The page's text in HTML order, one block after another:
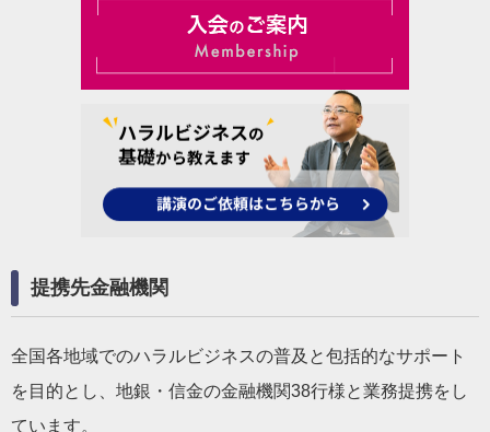
提携先金融機関
全国各地域でのハラルビジネスの普及と包括的なサポート
を目的とし、地銀・信金の金融機関38行様と業務提携をし
ています。